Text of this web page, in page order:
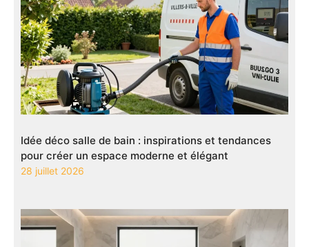
Idée déco salle de bain : inspirations et tendances
pour créer un espace moderne et élégant
28 juillet 2026